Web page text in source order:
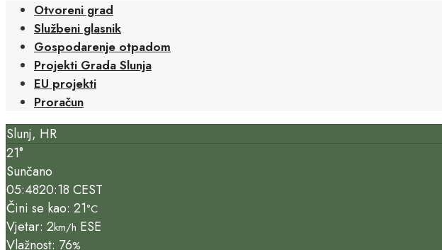
Otvoreni grad
Službeni glasnik
Gospodarenje otpadom
Projekti Grada Slunja
EU projekti
Proračun
Slunj, HR
21°
Sunčano
05:4820:18 CEST
Čini se kao: 21°C
Vjetar: 2km/h ESE
Vlažnost: 76%